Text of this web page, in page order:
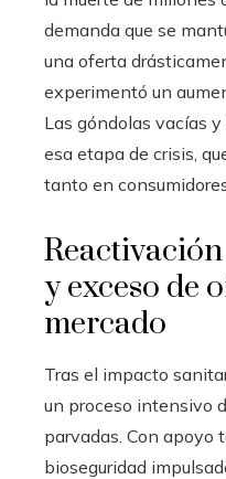
demanda que se
una oferta
experimentó un
Las góndolas vacías
esa etapa de crisis,
tanto en
y exceso de
mercado
Tras el impacto
un proceso intensivo
parvadas. Con apoyo
bioseguridad